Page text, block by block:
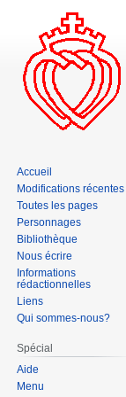
Accueil
Modifications récentes
Toutes les pages
Personnages
Bibliothèque
Nous écrire
Informations
rédactionnelles
Liens
Qui sommes-nous?
Spécial
Aide
Menu